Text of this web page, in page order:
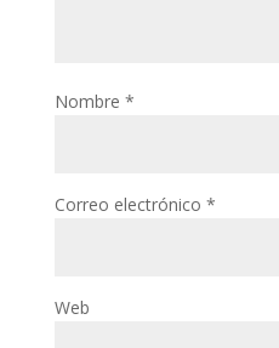
Nombre *
Correo electrónico *
Web